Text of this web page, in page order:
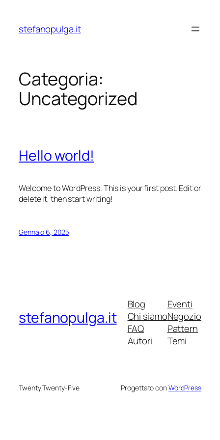
contenuto
stefanopulga.it
Categoria:
Uncategorized
Hello world!
Welcome to WordPress. This is your first post. Edit or
delete it, then start writing!
Gennaio 6, 2025
stefanopulga.it
Blog
Chi siamo
FAQ
Autori
Eventi
Negozio
Pattern
Temi
Twenty Twenty-Five Progettato conWordPress